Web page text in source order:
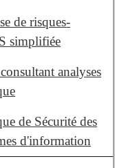
de risques-
simplifiée
analyses
de Sécurité des
d'information